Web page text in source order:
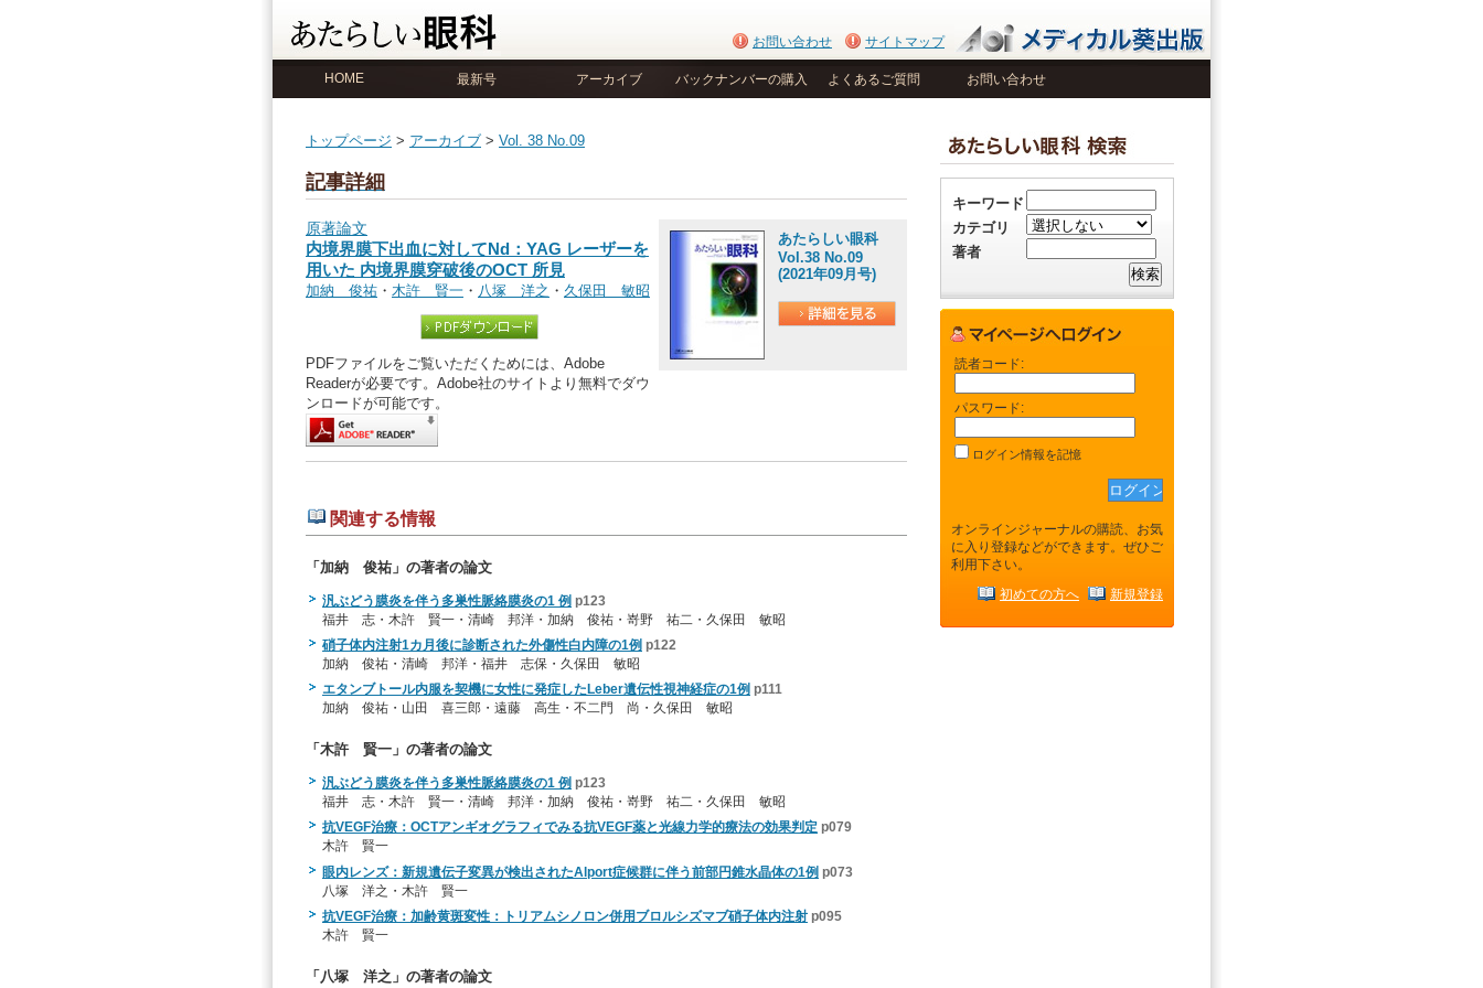
お問い合わせ サイトマップ
HOME 最新号 アーカイブ バックナンバーの購入 よくあるご質問 お問い合わせ
トップページ > アーカイブ > Vol. 38 No.09
記事詳細
あたらしい眼科
Vol.38 No.09
(2021年09月号)
原著論文
内境界膜下出血に対してNd：YAG レーザーを
用いた 内境界膜穿破後のOCT 所見
加納 俊祐 ・ 木許 賢一 ・ 八塚 洋之 ・ 久保田 敏昭
PDFファイルをご覧いただくためには、Adobe
Readerが必要です。Adobe社のサイトより無料でダウ
ンロードが可能です。
関連する情報
「加納 俊祐」の著者の論文
汎ぶどう膜炎を伴う多巣性脈絡膜炎の1 例 p123
福井 志・木許 賢一・清崎 邦洋・加納 俊祐・嵜野 祐二・久保田 敏昭
硝子体内注射1カ月後に診断された外傷性白内障の1例 p122
加納 俊祐・清崎 邦洋・福井 志保・久保田 敏昭
エタンブトール内服を契機に女性に発症したLeber遺伝性視神経症の1例 p111
加納 俊祐・山田 喜三郎・遠藤 高生・不二門 尚・久保田 敏昭
「木許 賢一」の著者の論文
汎ぶどう膜炎を伴う多巣性脈絡膜炎の1 例 p123
福井 志・木許 賢一・清崎 邦洋・加納 俊祐・嵜野 祐二・久保田 敏昭
抗VEGF治療：OCTアンギオグラフィでみる抗VEGF薬と光線力学的療法の効果判定 p079
木許 賢一
眼内レンズ：新規遺伝子変異が検出されたAlport症候群に伴う前部円錐水晶体の1例 p073
八塚 洋之・木許 賢一
抗VEGF治療：加齢黄斑変性：トリアムシノロン併用ブロルシズマブ硝子体内注射 p095
木許 賢一
「八塚 洋之」の著者の論文
キーワード
カテゴリ
著者
読者コード:
パスワード:
ログイン情報を記憶
オンラインジャーナルの購読、お気
に入り登録などができます。ぜひご
利用下さい。
初めての方へ 新規登録